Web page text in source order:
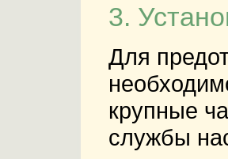
3.
Для
крупные
службы